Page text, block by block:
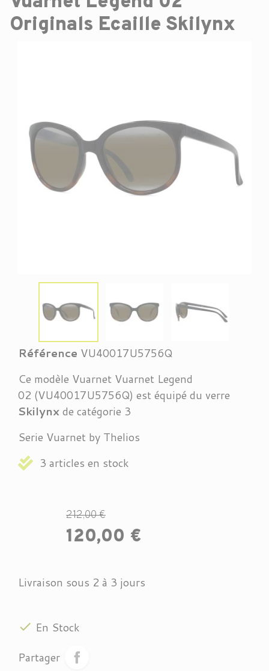
Originals Ecaille Skilynx
Référence VU40017U5756Q
Ce modèle Vuarnet Vuarnet Legend
02 (VU40017U5756Q) est équipé du verre
Skilynxde catégorie 3
Serie Vuarnet by Thelios
3 articles en stock
212,00 €
120,00 €
Livraison sous 2 à 3 jours
 En Stock
Partager